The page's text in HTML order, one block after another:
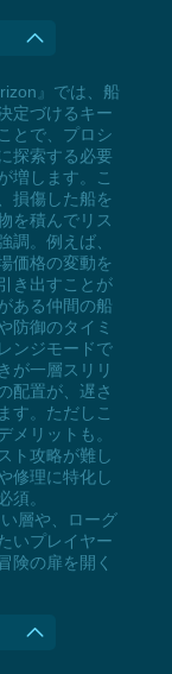
』では、船
定づけるキー
とで、プロシ
探索する必要
増します。こ
損傷した船を
を積んでリス
調。例えば、
価格の変動を
き出すことが
ある仲間の船
防御のタイミ
ンジモードで
が一層スリリ
配置が、遅さ
す。ただしこ
メリットも。
ト攻略が難し
修理に特化し
須。
層や、ローグ
いプレイヤー
険の扉を開く